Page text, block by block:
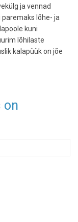
ja vennad
lõhe- ja
kuni
lõhilaste
kalapüük on jõe
on